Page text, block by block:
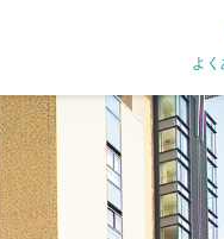
よく